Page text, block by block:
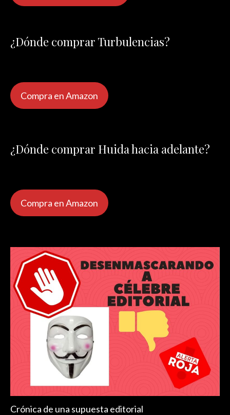
¿Dónde comprar Turbulencias?
Compra en Amazon
¿Dónde comprar Huida hacia adelante?
Compra en Amazon
Crónica de una supuesta editorial